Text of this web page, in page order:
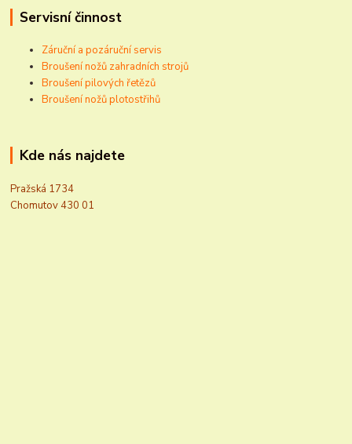
Servisní činnost
Záruční a pozáruční servis
Broušení nožů zahradních strojů
Broušení pilových řetězů
Broušení nožů plotostřihů
Kde nás najdete
Pražská 1734
Chomutov 430 01